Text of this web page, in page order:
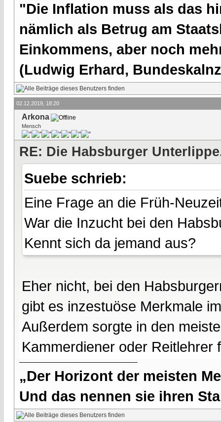
"Die Inflation muss als das
nämlich als Betrug am
Einkommens, aber noch
(Ludwig Erhard,
02.12.2019, 18:20
Arkona
Mensch
RE: Die Habsburger
Suebe schrieb:
Eine Frage an die Früh-
War die Inzucht bei den
Kennt sich da jemand aus?
Eher nicht, bei den
gibt es inzestuöse Merkmale
Außerdem sorgte in den
Kammerdiener oder Reitlehrer
„Der Horizont der meisten
Und das nennen sie ihren